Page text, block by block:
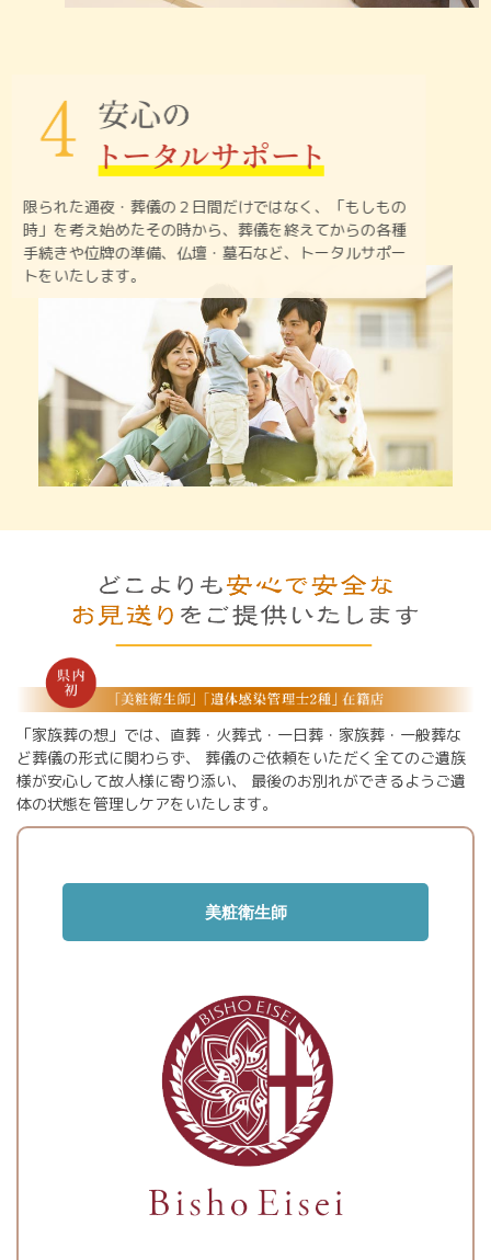
限られた通夜・葬儀の２日間だけではなく、「もしもの
時」を考え始めたその時から、葬儀を終えてからの各種
手続きや位牌の準備、仏壇・墓石など、トータルサポー
トをいたします。
「家族葬の想」では、直葬・火葬式・一日葬・家族葬・一般葬な
ど葬儀の形式に関わらず、
葬儀のご依頼をいただく全てのご遺族
様が安心して故人様に寄り添い、
最後のお別れができるようご遺
体の状態を管理しケアをいたします。
美粧衛生師